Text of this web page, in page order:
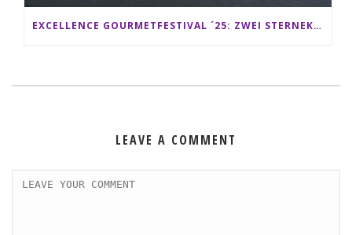
EXCELLENCE GOURMETFESTIVAL ´25: ZWEI STERNEKÖCHE ANTONIO GUIDA & DARIO MORESCO VERWÖHNEN IHRE GÄSTE AUF EINER LUXERIÖSEN SCHIFFSREISE
LEAVE A COMMENT